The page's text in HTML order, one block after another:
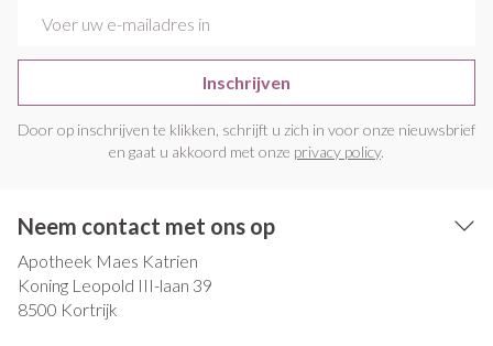
Inschrijven
Door op inschrijven te klikken, schrijft u zich in voor onze nieuwsbrief
en gaat u akkoord met onze privacy policy.
Neem contact met ons op
Apotheek Maes Katrien
Koning Leopold III-laan 39
8500 Kortrijk